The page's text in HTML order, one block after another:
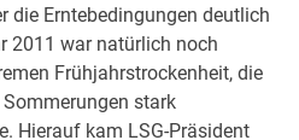
die Erntebedingungen deutlich
2011 war natürlich noch
Frühjahrstrockenheit, die
stark
Hierauf kam LSG-Präsident